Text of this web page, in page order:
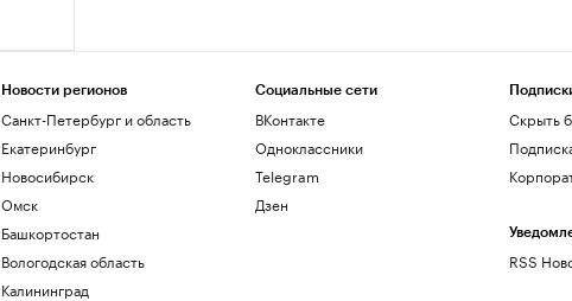
Новости регионов
Санкт-Петербург и область
Екатеринбург
Новосибирск
Омск
Башкортостан
Вологодская область
Калининград
Социальные сети
ВКонтакте
Одноклассники
Telegram
Дзен
Скрыть
RSS